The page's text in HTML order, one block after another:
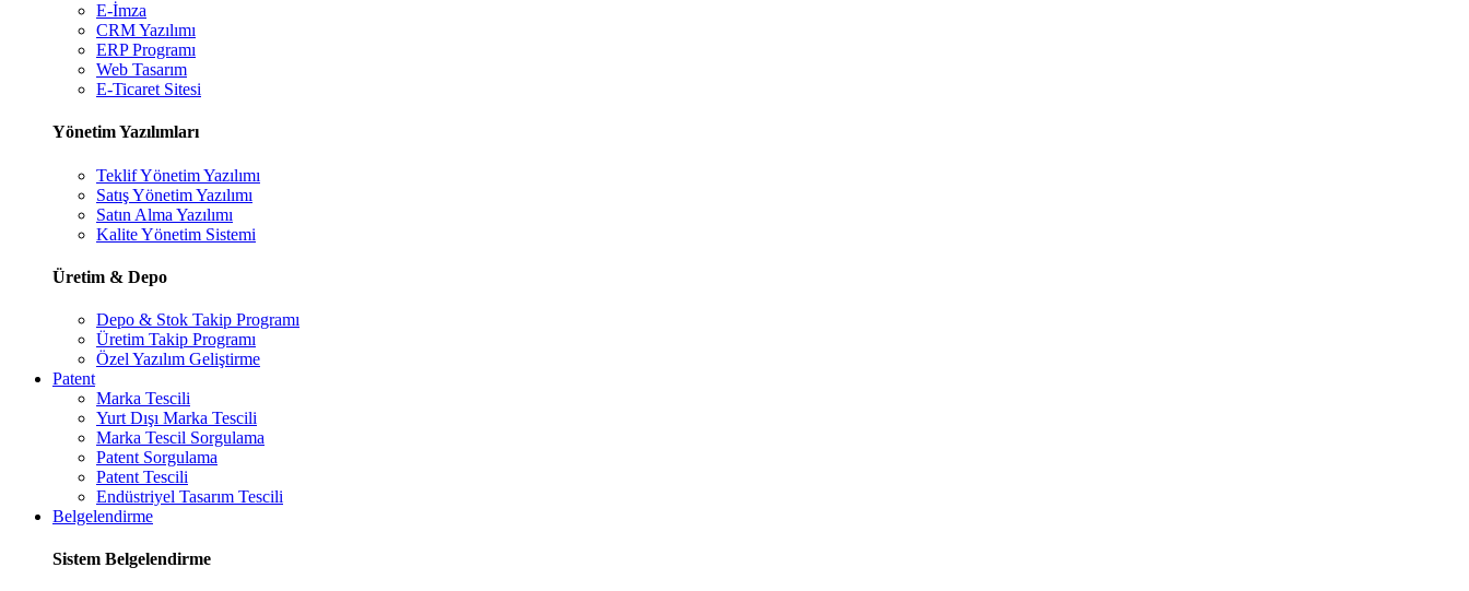
E-İmza
CRM Yazılımı
ERP Programı
Web Tasarım
E-Ticaret Sitesi
Yönetim Yazılımları
Teklif Yönetim Yazılımı
Satış Yönetim Yazılımı
Satın Alma Yazılımı
Kalite Yönetim Sistemi
Üretim & Depo
Depo & Stok Takip Programı
Üretim Takip Programı
Özel Yazılım Geliştirme
Patent
Marka Tescili
Yurt Dışı Marka Tescili
Marka Tescil Sorgulama
Patent Sorgulama
Patent Tescili
Endüstriyel Tasarım Tescili
Belgelendirme
Sistem Belgelendirme